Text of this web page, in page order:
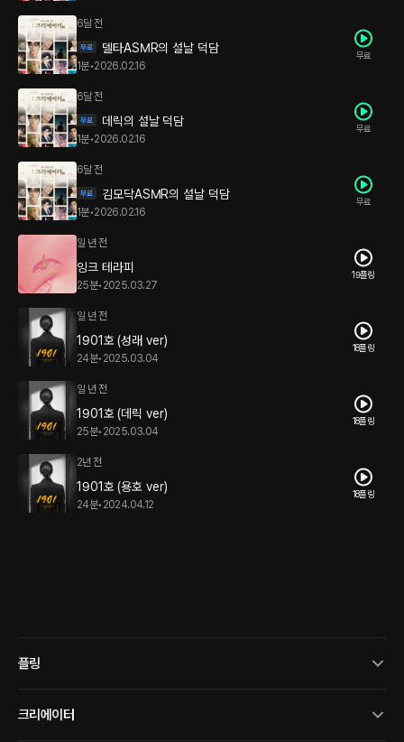
6달 전
델타ASMR의 설날 덕담
1분•2026.02.16
무료
6달 전
데릭의 설날 덕담
1분•2026.02.16
무료
6달 전
김모닥ASMR의 설날 덕담
1분•2026.02.16
무료
일 년 전
잉크 테라피
25분• 2025.03.27
19플링
일 년 전
1901호 (성래 ver)
24분• 2025.03.04
18플링
일 년 전
1901호 (데릭 ver)
25분• 2025.03.04
18플링
2년 전
1901호 (용호 ver)
24분• 2024.04.12
18플링
플링
크리에이터